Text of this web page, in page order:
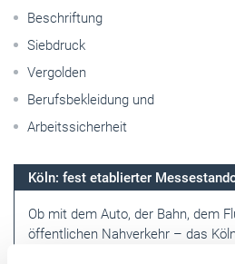
Beschriftung
Siebdruck
Vergolden
Berufsbekleidung und
Arbeitssicherheit
Köln: fest etablierter
Ob mit dem Auto, der Bahn, dem
öffentlichen Nahverkehr – das